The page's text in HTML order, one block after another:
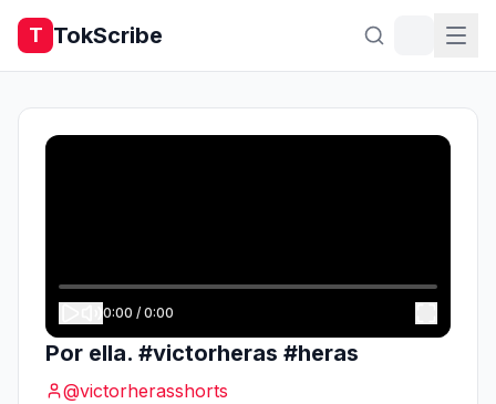
T TokScribe
0:00 / 0:00
Por ella. #victorheras #heras
@victorherasshorts